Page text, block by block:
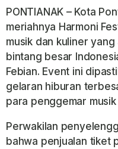
PONTIANAK – Kota
meriahnya Harmoni
musik dan kuliner
bintang besar
Febian. Event ini
gelaran hiburan
para penggemar musik
Perwakilan
bahwa penjualan tiket